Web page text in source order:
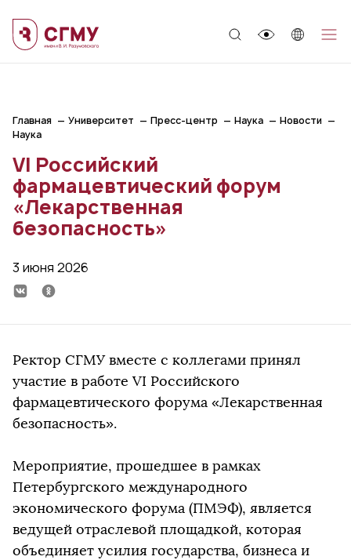
Главная Университет Пресс-центр Наука
Новости
Наука
VI Российский
фармацевтический форум
«Лекарственная
безопасность»
3 июня 2026
Ректор СГМУ вместе с коллегами принял
участие в работе VI Российского
фармацевтического форума «Лекарственная
безопасность».
Мероприятие, прошедшее в рамках
Петербургского международного
экономического форума (ПМЭФ), является
ведущей отраслевой площадкой, которая
объединяет усилия государства, бизнеса и